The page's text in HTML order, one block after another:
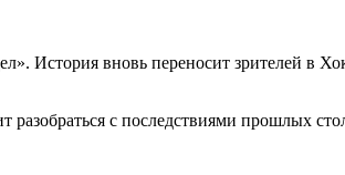
История вновь переносит зрителей в
с последствиями прошлых